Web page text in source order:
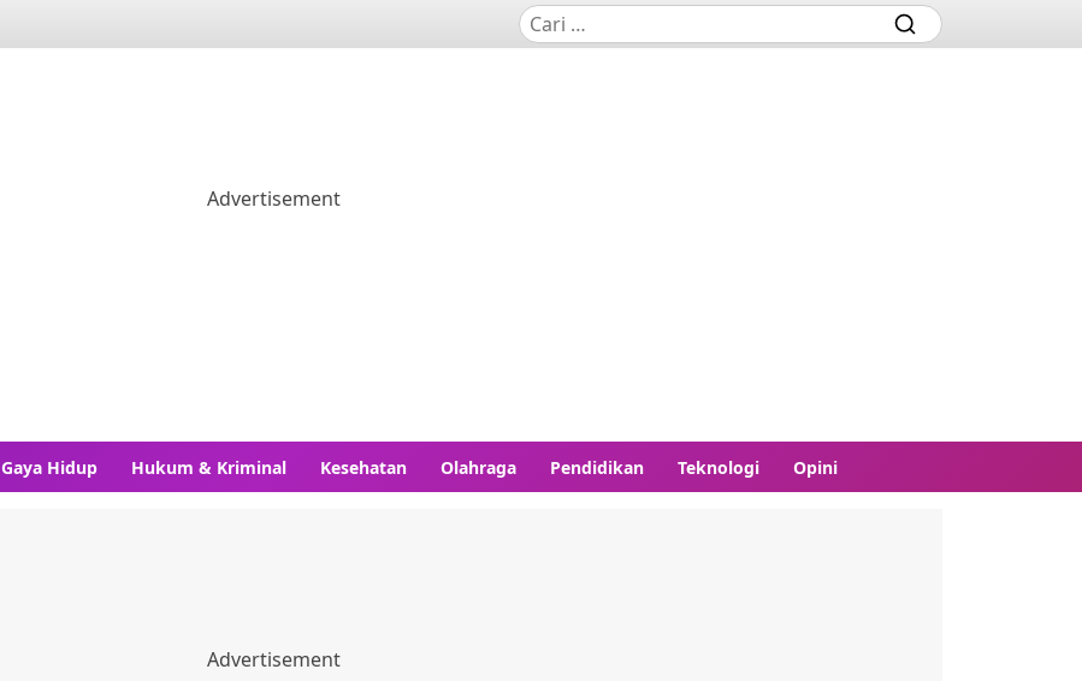
Gaya Hidup Hukum & Kriminal Kesehatan Olahraga Pendidikan Teknologi Opini